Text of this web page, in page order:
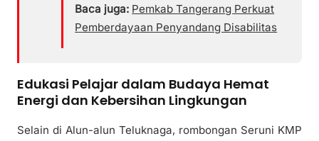
Baca juga: Pemkab Tangerang Perkuat
Pemberdayaan Penyandang Disabilitas
Edukasi Pelajar dalam Budaya Hemat
Energi dan Kebersihan Lingkungan
Selain di Alun-alun Teluknaga, rombongan Seruni KMP